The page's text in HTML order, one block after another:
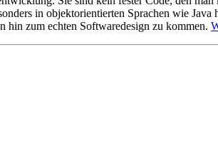
in objektorientierten Sprachen wie
hin zum echten Softwaredesign zu kommen.